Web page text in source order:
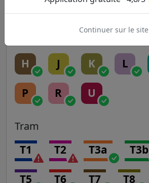
B C D
H J K L
P R U
Tram
T1 T2 T3a T3b
T5 T6 T7 T8
Continuer sur le site